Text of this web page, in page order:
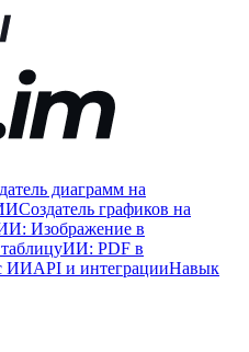
диаграмм на
Создатель графиков на
Изображение в
ИИ: PDF в
ИИAPI и интеграцииНавык